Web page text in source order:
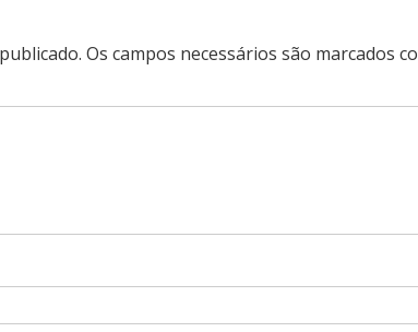
Os campos necessários são marcados